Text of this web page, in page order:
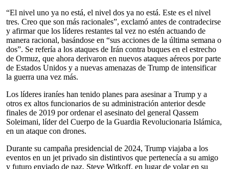
“El nivel uno ya no está, el nivel dos ya no está. Este es el nivel
tres. Creo que son más racionales”, exclamó antes de contradecirse
y afirmar que los líderes restantes tal vez no estén actuando de
manera racional, basándose en “sus acciones de la última semana o
dos”. Se refería a los ataques de Irán contra buques en el estrecho
de Ormuz, que ahora derivaron en nuevos ataques aéreos por parte
de Estados Unidos y a nuevas amenazas de Trump de intensificar
la guerra una vez más.
Los líderes iraníes han tenido planes para asesinar a Trump y a
otros ex altos funcionarios de su administración anterior desde
finales de 2019 por ordenar el asesinato del general Qassem
Soleimani, líder del Cuerpo de la Guardia Revolucionaria Islámica,
en un ataque con drones.
Durante su campaña presidencial de 2024, Trump viajaba a los
eventos en un jet privado sin distintivos que pertenecía a su amigo
y futuro enviado de paz, Steve Witkoff, en lugar de volar en su